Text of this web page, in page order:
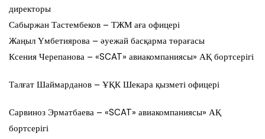
директоры
Сабыржан Тастембеков – ТЖМ аға офицері
Жаңыл Үмбетиярова – әуежай басқарма төрағасы
Ксения Черепанова – «SCAT» авиакомпаниясы» АҚ бортсерігі
Талғат Шаймарданов – ҰҚК Шекара қызметі офицері
Сарвиноз Эрматбаева – «SCAT» авиакомпаниясы» АҚ
бортсерігі